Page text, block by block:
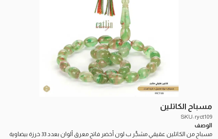
مسباح الكاتلين
SKU: ryct109
الوصف
مسباح من الكاتلين عقيقي مشجَّر ب لون أخضر فاتح معرق ألوان بعدد 33 خرزة بيضاوية